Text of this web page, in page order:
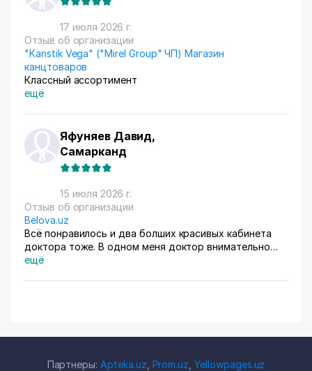
17 июля 2026 г.
Отзыв об организации
"Kanstik Vega" ("Mirel Group" ЧП) Магазин
канцтоваров
Классный ассортимент
ещё
Яфуняев Давид,
Самарканд
15 июля 2026 г.
Отзыв об организации
Belova.uz
Всё понравилось и два болших красивых кабинета
доктора тоже. В одном меня доктор внимательно
осмотрела. Там на стенах висят в рамках документы,
ещё
Партнеры: Apteka.uz Prom.uz ,Yellowpages.uz